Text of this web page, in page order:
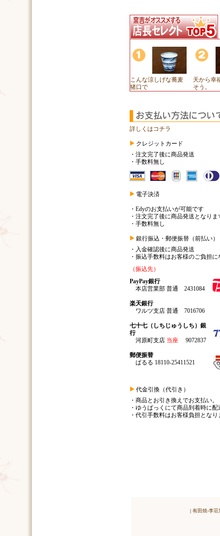
こんな涼しげな蕎麦
猪口で
天から幸
そう。
詳しくはコチラ
クレジットカード
・注文完了後に商品発送
・手数料無し
電子決済
・Edyのお支払いが可能です
・注文完了後に商品発送となりま
・手数料無し
銀行振込・郵便振替（前払い）
・入金確認後に商品発送
・振込手数料はお客様のご負担
（振込先）
PayPay銀行
本店営業部 普通 2431084
楽天銀行
ワルツ支店 普通 7016706
七十七（しちじゅうしち）銀
行
河原町支店 当座 9072837
郵便振替
ぱるる 18110-25411521
代金引換（代引き）
・商品とお引き換えでお支払い。
・ゆうぱっくにて商品到着時に
・代引手数料はお客様負担となり
| 有田焼-李荘